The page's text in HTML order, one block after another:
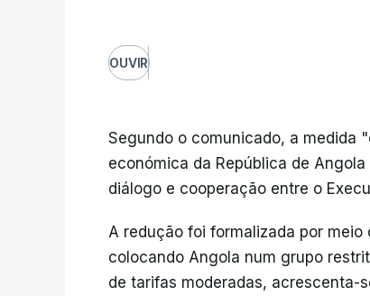
OUVIR
Segundo o comunicado, a medida
económica da República de
diálogo e cooperação entre o
A redução foi formalizada por
colocando Angola num grupo
de tarifas moderadas, acrescenta-